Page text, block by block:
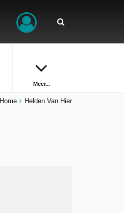
Meer...
Home Helden Van Hier